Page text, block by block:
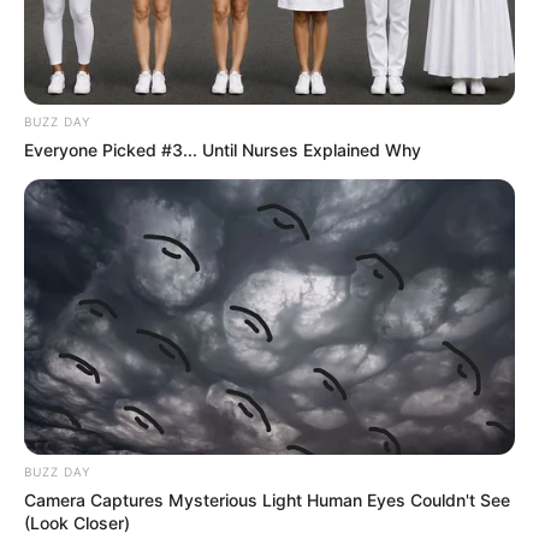
Pronostic Quinté+ : Le Graal et
Lariano au cœur des bases à
Enghien
Ce Quinté+ disputé sur le parcours de vitesse
d’Enghien s’annonce particulièrement ouvert. Et ce
malgré la présence de plusieurs solides points
d’appui. Le
confiance après sa récente disqualification.
BUZZ DAY
Everyone Picked #3... Until Nurses Explained Why
BUZZ DAY
Camera Captures Mysterious Light Human Eyes Couldn't See
(Look Closer)